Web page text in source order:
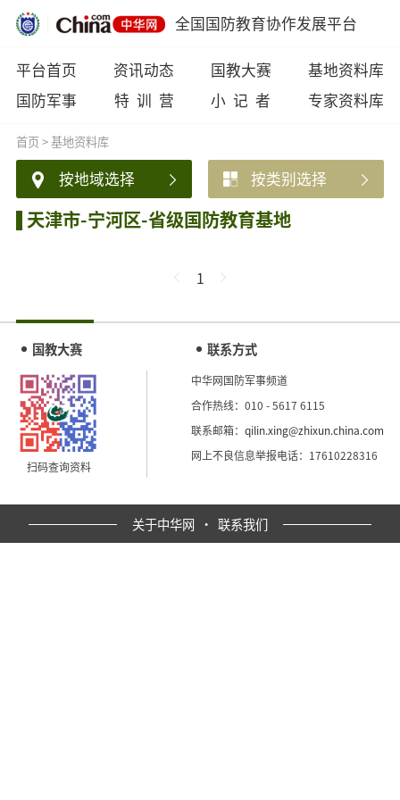
全国国防教育协作发展平台
平台首页 资讯动态 国教大赛
基地资料库
国防军事
特 训 营 小 记 者 专家资料库
首页>基地资料库
按地域选择 按类别选择
天津市-宁河区-省级国防教育基地
1
国教大赛
扫码查询资料
联系方式
中华网国防军事频道
合作热线：010 - 5617 6115
联系邮箱：qilin.xing@zhixun.china.com
网上不良信息举报电话：17610228316
关于中华网 · 联系我们